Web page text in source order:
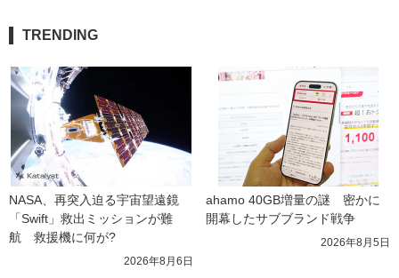
TRENDING
NASA、再突入迫る宇宙望遠鏡
「Swift」救出ミッションが難
航　救援機に何が?
2026年8月6日
ahamo 40GB増量の謎　密かに
開幕したサブブランド戦争
2026年8月5日